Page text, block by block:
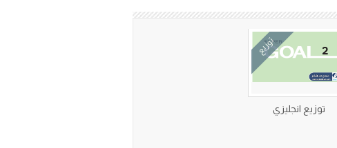
توزيع
توزيع انجليزي